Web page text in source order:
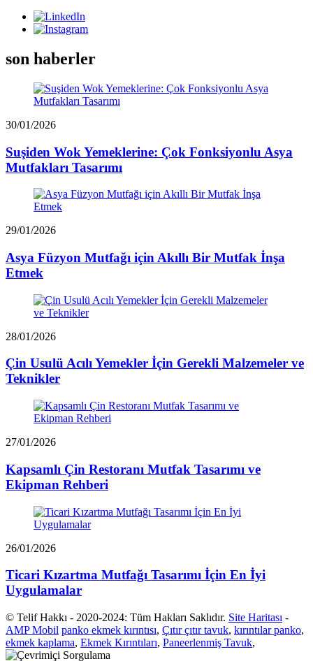
son haberler
30/01/2026
Suşiden Wok Yemeklerine: Çok Fonksiyonlu Asya
Mutfakları Tasarımı
29/01/2026
Asya Füzyon Mutfağı için Akıllı Bir Mutfak İnşa
Etmek
28/01/2026
Çin Usulü Acılı Yemekler İçin Gerekli Malzemeler ve
Teknikler
27/01/2026
Kapsamlı Çin Restoranı Mutfak Tasarımı ve
Ekipman Rehberi
26/01/2026
Ticari Kızartma Mutfağı Tasarımı İçin En İyi
Uygulamalar
© Telif Hakkı - 2020-2024: Tüm Hakları Saklıdır. Site Haritası -
AMP Mobil panko ekmek kırıntısı, Çıtır çıtır tavuk, kırıntılar panko,
ekmek kaplama, Ekmek Kırıntıları, Paneerlenmiş Tavuk,